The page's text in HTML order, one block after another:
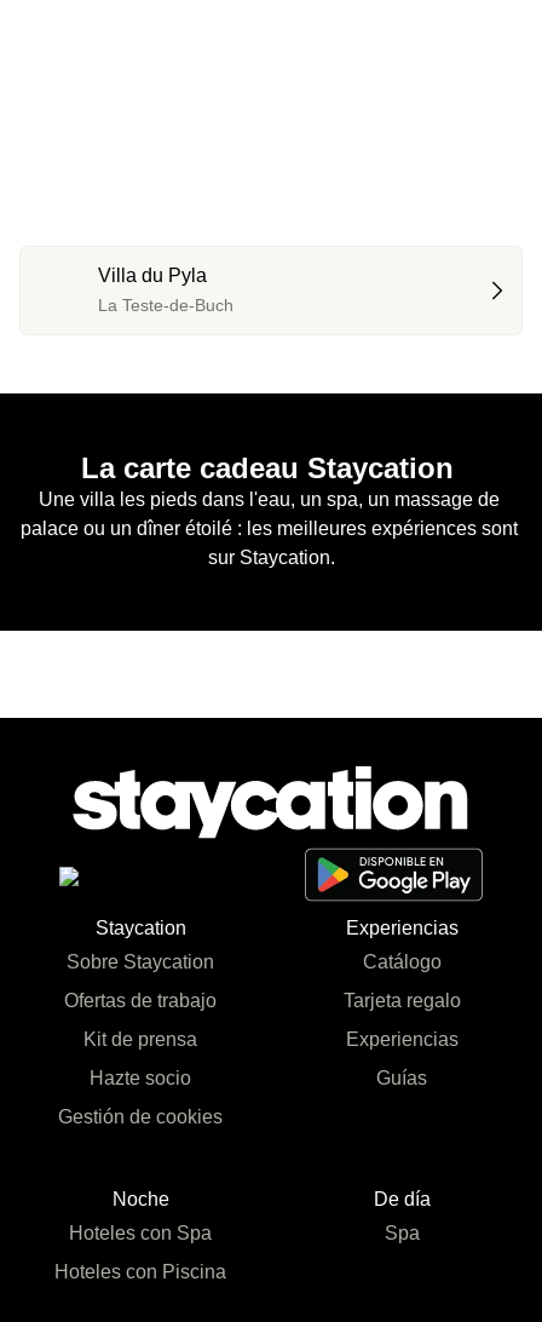
Villa du Pyla
La Teste-de-Buch
La carte cadeau Staycation
Une villa les pieds dans l'eau, un spa, un massage de
palace ou un dîner étoilé : les meilleures expériences sont
sur Staycation.
Staycation
Sobre Staycation
Ofertas de trabajo
Kit de prensa
Hazte socio
Gestión de cookies
Experiencias
Catálogo
Tarjeta regalo
Experiencias
Guías
Noche
Hoteles con Spa
Hoteles con Piscina
De día
Spa